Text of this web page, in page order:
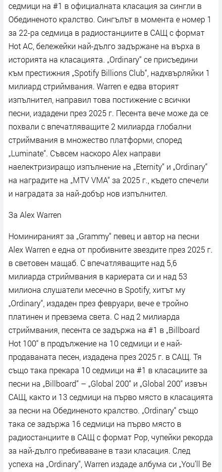
седмици на #1 в официалната класация за сингли в
Обединеното кралство. Сингълът в момента е номер 1
за 22-ра седмица в радиостанциите в САЩ с формат
Hot AC, бележейки най-дълго задържане на върха в
историята на класацията. „Ordinary“ се присъедини
към престижния „Spotify Billions Club“, надхвърляйки 1
милиард стриймвания. Warren е едва вторият
изпълнител, направил това постижение с всички
песни, издадени през 2025 г. Песента вече може да се
похвали с впечатляващите 2 милиарда глобални
стриймвания в множество платформи, според
„Luminate“. Съвсем наскоро Alex направи
наелектризиращо изпълнение на „Eternity“ и „Ordinary“
на наградите на „MTV VMA“ за 2025 г., където спечели
и наградата за най-добър нов изпълнител.
За Alex Warren
Номинираният за „Grammy“ певец и автор на песни
Alex Warren е една от пробивните звездите през 2025 г.
в световен мащаб. С впечатляващите над 5,6
милиарда стриймвания в кариерата си и над 53
милиона слушатели месечно в Spotify, хитът му
„Ordinary“, издаден през февруари, вече е тройно
платинен и превзема света. С над 2 милиарда
стриймвания, песента се задържа на #1 в „Billboard
Hot 100“ в продължение на 10 седмици и е най-
продаваната песен, издадена през 2025 г. в САЩ. Тя
също така прекара 10 седмици на #1 в класациите за
песни на „Billboard“ – „Global 200“ и „Global 200“ извън
САЩ, както и 13 седмици на първо място в класацията
за песни на Обединеното кралство. „Ordinary“ също
така се задържа 16 седмици на първо място в
радиостанциите в САЩ с формат Pop, чупейки рекорда
за най-дълго пребиваване в тази класация. След
успеха на „Ordinary“, Warren издаде албума си „You’ll Be